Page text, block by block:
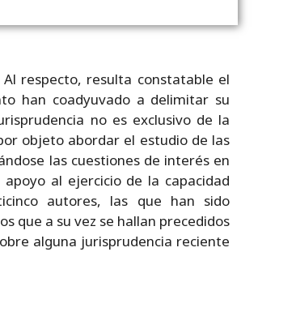
respecto, resulta constatable el
han coadyuvado a delimitar su
no es exclusivo de la
objeto abordar el estudio de las
las cuestiones de interés en
al ejercicio de la capacidad
autores, las que han sido
que a su vez se hallan precedidos
alguna jurisprudencia reciente